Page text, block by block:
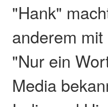
"Hank"
anderem
"Nur ein
Media